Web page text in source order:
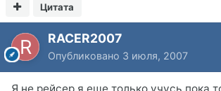
Цитата
RACER2007
Опубликовано 3 июля, 2007